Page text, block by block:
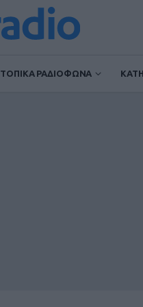
ΤΟΠΙΚΑ ΡΑΔΙΟΦΩΝΑ